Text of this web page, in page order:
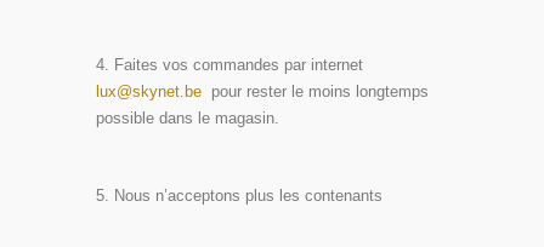
Faites vos commandes par internet
lux@skynet.be pour rester le moins longtemps
possible dans le magasin.
Nous n’acceptons plus les contenants